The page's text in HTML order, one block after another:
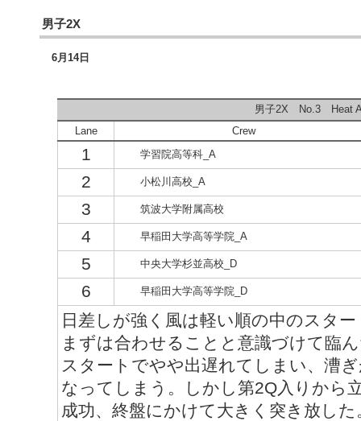
男子2X
6月14日
男子2X No.3 Heat
Lane
Crew
1 学習院高等科_A
2 小松川高校_A
3 筑波大学附属高校
4 早稲田大学高等学院_A
5 中央大学杉並高校_D
6 早稲田大学高等学院_D
日差しが強く風は軽い順の中のスタ
まずは合わせることと意識づけて臨
スタートでやや出遅れてしまい、漕
なってしまう。しかし第2Q入りから
成功、終盤にかけて大きく突き放し